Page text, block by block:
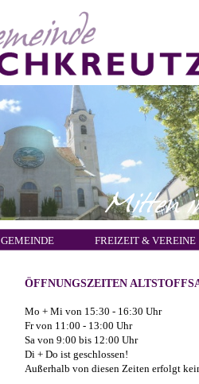
GEMEINDE FREIZEIT & VEREINE
ÖFFNUNGSZEITEN
Mo + Mi von 15:30 - 16:30 Uhr
Fr von 11:00 - 13:00 Uhr
Sa von 9:00 bis 12:00 Uhr
Di + Do ist geschlossen!
Außerhalb von diesen Zeiten erfolgt